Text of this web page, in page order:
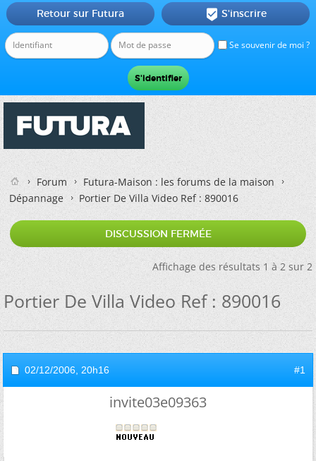
Se souvenir de moi ?
Retour sur Futura  S'inscrire
Forum
Futura-Maison : les forums de la maison
Dépannage
Portier De Villa Video Ref : 890016
DISCUSSION FERMÉE
Affichage des résultats 1 à 2 sur 2
Portier De Villa Video Ref : 890016
02/12/2006, 20h16 #1
invite03e09363